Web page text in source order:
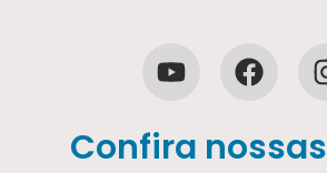
Confira